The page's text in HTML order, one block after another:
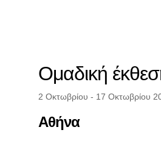
Ομαδική
2 Οκτωβρίου - 17 Οκτωβρίου
Αθήνα